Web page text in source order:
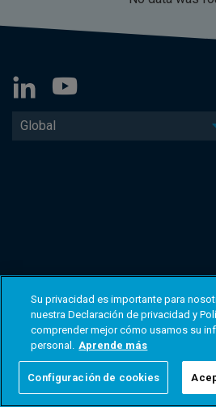
Global
Su privacidad es importante para
nuestra Declaración de privacidad y
comprender mejor cómo usamos su
personal. Aprende más
Configuración de cookies